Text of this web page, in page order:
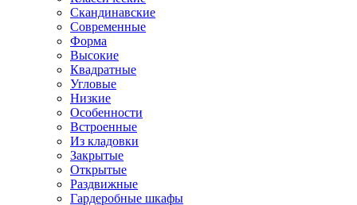
Скандинавские
Современные
Форма
Высокие
Квадратные
Угловые
Низкие
Особенности
Встроенные
Из кладовки
Закрытые
Открытые
Раздвижные
Гардеробные шкафы